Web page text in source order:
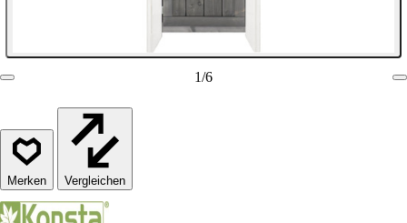
1/6
Vergleichen